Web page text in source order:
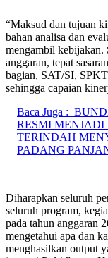
“Maksud dan tujuan
bahan analisa dan
mengambil kebijakan.
anggaran, tepat
bagian, SAT/SI,
sehingga capaian
Baca Juga :
RESMI
TERINDAH
PADANG
Diharapkan seluruh
seluruh program,
pada tahun anggaran
mengetahui apa dan
menghasilkan output